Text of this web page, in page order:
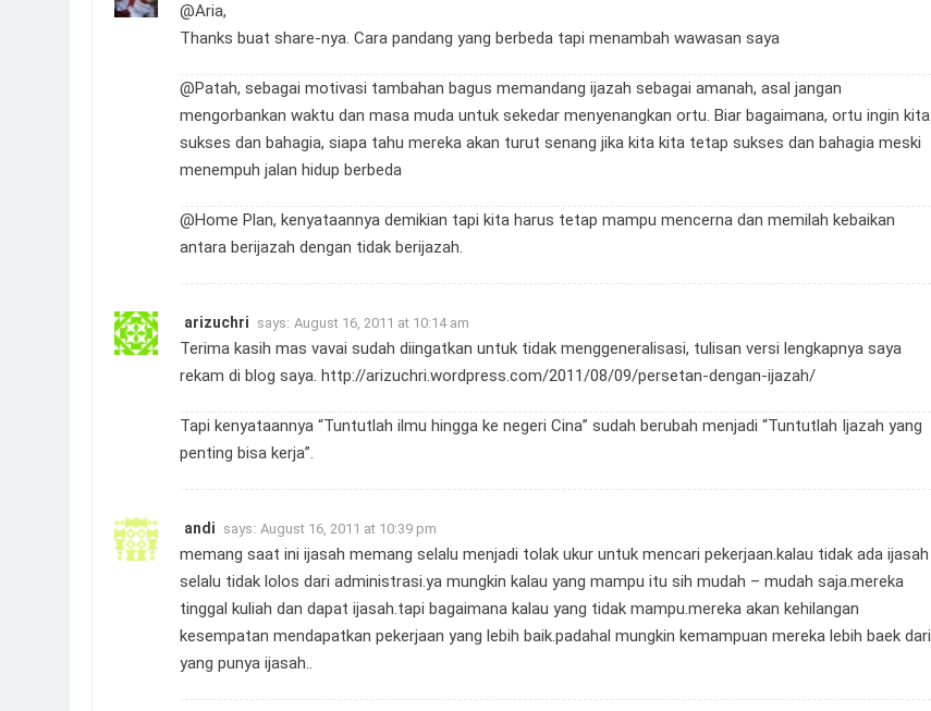
@Aria,
Thanks buat share-nya. Cara pandang yang berbeda tapi menambah wawasan saya
@Patah, sebagai motivasi tambahan bagus memandang ijazah sebagai amanah, asal jangan
mengorbankan waktu dan masa muda untuk sekedar menyenangkan ortu. Biar bagaimana, ortu ingin kita
sukses dan bahagia, siapa tahu mereka akan turut senang jika kita kita tetap sukses dan bahagia meski
menempuh jalan hidup berbeda
@Home Plan, kenyataannya demikian tapi kita harus tetap mampu mencerna dan memilah kebaikan
antara berijazah dengan tidak berijazah.
arizuchri says: August 16, 2011 at 10:14 am
Terima kasih mas vavai sudah diingatkan untuk tidak menggeneralisasi, tulisan versi lengkapnya saya
rekam di blog saya. http://arizuchri.wordpress.com/2011/08/09/persetan-dengan-ijazah/
Tapi kenyataannya “Tuntutlah ilmu hingga ke negeri Cina” sudah berubah menjadi “Tuntutlah Ijazah yang
penting bisa kerja”.
andi says: August 16, 2011 at 10:39 pm
memang saat ini ijasah memang selalu menjadi tolak ukur untuk mencari pekerjaan.kalau tidak ada ijasah
selalu tidak lolos dari administrasi.ya mungkin kalau yang mampu itu sih mudah – mudah saja.mereka
tinggal kuliah dan dapat ijasah.tapi bagaimana kalau yang tidak mampu.mereka akan kehilangan
kesempatan mendapatkan pekerjaan yang lebih baik.padahal mungkin kemampuan mereka lebih baek dari
yang punya ijasah..